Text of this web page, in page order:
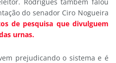
do senador Ciro Nogueira
de pesquisa que divulguem
urnas.
prejudicando o sistema e é